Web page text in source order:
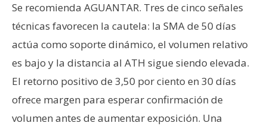
Se recomienda AGUANTAR. Tres de cinco señales
técnicas favorecen la cautela: la SMA de 50 días
actúa como soporte dinámico, el volumen relativo
es bajo y la distancia al ATH sigue siendo elevada.
El retorno positivo de 3,50 por ciento en 30 días
ofrece margen para esperar confirmación de
volumen antes de aumentar exposición. Una